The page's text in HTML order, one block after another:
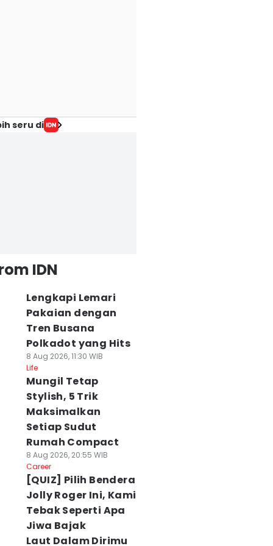
seru di
IDN
Lengkapi Lemari
Pakaian dengan
Tren Busana
Polkadot yang Hits
8 Aug 2026, 11:30 WIB
Life
Mungil Tetap
Stylish, 5 Trik
Maksimalkan
Setiap Sudut
Rumah Compact
8 Aug 2026, 20:55 WIB
Career
[QUIZ] Pilih Bendera
Jolly Roger Ini, Kami
Tebak Seperti Apa
Jiwa Bajak
Laut Dalam Dirimu